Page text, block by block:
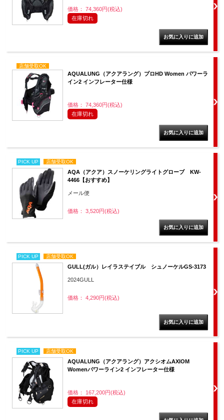
価格： 74,360円(税込)
在庫切れ
店舗受取OK
AQUALUNG（アクアラング）プロHD Women パワーラ
イン2 インフレーター仕様
価格： 74,360円(税込)
在庫切れ
PICK UP 店舗受取OK
AQA（アクア）スノーケリングライトグローブ KW-
4466【おすすめ】
メール便
価格： 3,520円(税込)
PICK UP 店舗受取OK
GULL(ガル）レイラステイブル シュノーケルGS-3173
2024GULL
価格： 4,290円(税込)
PICK UP 店舗受取OK
AQUALUNG（アクアラング）アクシオムAXIOM
Womenパワーライン2 インフレーター仕様
価格： 167,200円(税込)
在庫切れ